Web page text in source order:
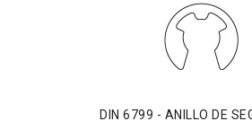
DIN 6799 - ANILLO DE